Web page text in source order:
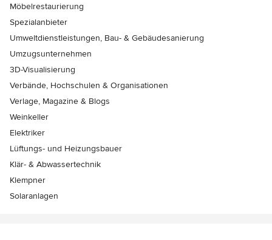
Möbelrestaurierung
Spezialanbieter
Umweltdienstleistungen, Bau- & Gebäudesanierung
Umzugsunternehmen
3D-Visualisierung
Verbände, Hochschulen & Organisationen
Verlage, Magazine & Blogs
Weinkeller
Elektriker
Lüftungs- und Heizungsbauer
Klär- & Abwassertechnik
Klempner
Solaranlagen